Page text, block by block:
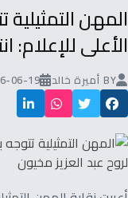
المهن
الأعلى للإعلام:
BY أميرة خالد 19 21:40:00